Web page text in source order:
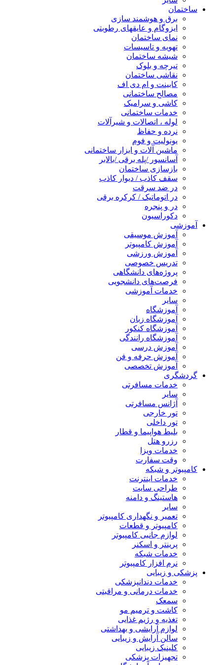
ساختمان
برق و هوشمند سازی
ایزوگام و عایقهای رطوبتی
نمای ساختمان
تهویه و تاسیسات
شیشه ساختمان
تیرچه و بلوک
نقاشی ساختمان
کابینت و ام دی اف
مصالح ساختمانی
کاشی و سرامیک
خدمات ساختمانی
لوله ، اتصالات و شیرآلات
نرده و حفاظ
یونولیت و فوم
ماشین آلات و ابزار ساختمانی
آسانسور /پله برقی /بالابر
بازسازی ساختمان
سقف کاذب / دیوار کاذب
در ضد سرقت
در اتوماتیک / کرکره برقی
در و پنجره
دکوراسیون
آموزشی
آموزش موسیقی
آموزش کامپیوتر
آموزش ورزشی
تدریس خصوصی
پروژه‌های دانشگاهی
فرصت‌های دانشجویی
خدمات آموزشی
سایر
آموزشگاه
آموزشگاه زبان
آموزشگاه کنکور
آموزشگاه رانندگی
آموزش درسی
آموزش حرفه و فن
آموزش تخصصی
گردشگری
خدمات مسافرتی
سایر
آژانس مسافرتی
تور خارجی
تور داخلی
بلیط هواپیما و قطار
رزرو هتل
خدمات ویزا
وقت سفارت
کامپیوتر و شبکه
خدمات اینترنت
طراحی سایت
هاستینگ و دامنه
سایر
تعمیر و نگهداری کامپیوتر
کامپیوتر و قطعات
لوازم جانبی کامپیوتر
پرینتر و اسکنر
خدمات شبکه
نرم افزار کامپیوتر
پزشکی و زیبایی
خدمات دندانپزشکی
خدمات درمانی و مراقبتی
سمعک
کاشت و ترمیم مو
تغذیه و رژیم غذایی
لوازم آرایشی و بهداشتی
سالن آرایش و زیبایی
کلینیک زیبایی
تجهیزات پزشکی